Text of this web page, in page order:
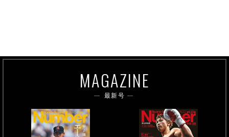
MAGAZINE
最新号